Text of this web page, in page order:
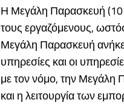
Η Μεγάλη Παρασκευή (10
τους εργαζόμενους,
Μεγάλη Παρασκευή
υπηρεσίες και οι
με τον νόμο, την
και η λειτουργία των